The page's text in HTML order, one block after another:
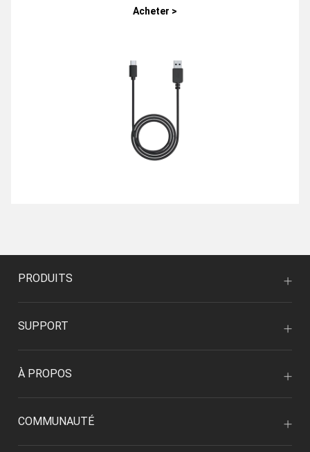
Acheter >
PRODUITS
SUPPORT
À PROPOS
COMMUNAUTÉ